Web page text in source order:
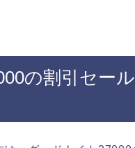
の割引セー